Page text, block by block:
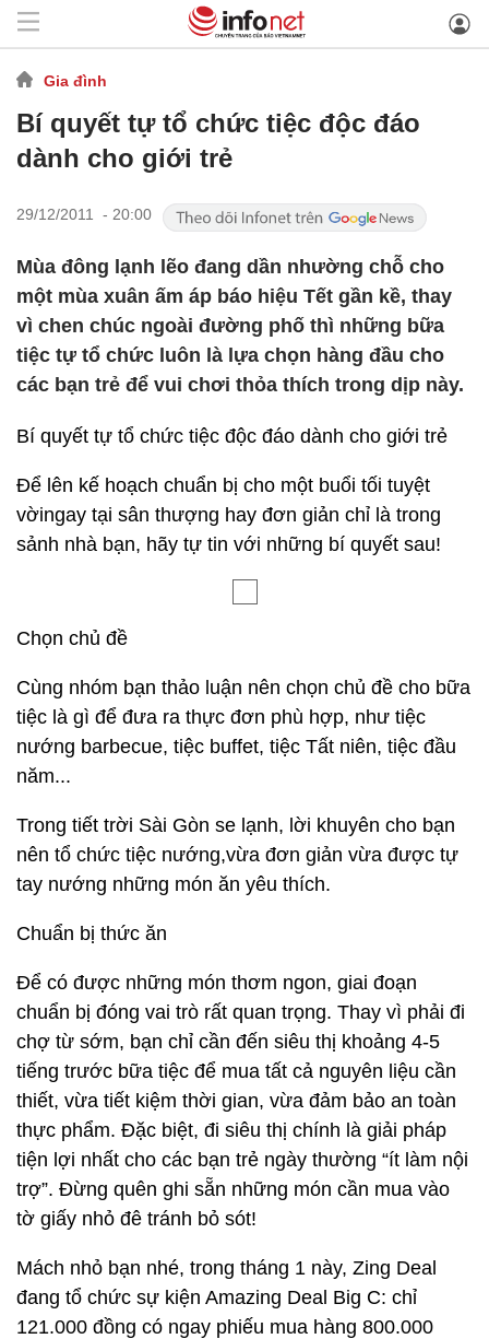
Gia đình
Bí quyết tự tổ chức tiệc độc đáo
dành cho giới trẻ
29/12/2011 - 20:00
Mùa đông lạnh lẽo đang dần nhường chỗ cho
một mùa xuân ấm áp báo hiệu Tết gần kề, thay
vì chen chúc ngoài đường phố thì những bữa
tiệc tự tổ chức luôn là lựa chọn hàng đầu cho
các bạn trẻ để vui chơi thỏa thích trong dịp này.
Bí quyết tự tổ chức tiệc độc đáo dành cho giới trẻ
Để lên kế hoạch chuẩn bị cho một buổi tối tuyệt
vờingay tại sân thượng hay đơn giản chỉ là trong
sảnh nhà bạn, hãy tự tin với những bí quyết sau!
Chọn chủ đề
Cùng nhóm bạn thảo luận nên chọn chủ đề cho bữa
tiệc là gì để đưa ra thực đơn phù hợp, như tiệc
nướng barbecue, tiệc buffet, tiệc Tất niên, tiệc đầu
năm...
Trong tiết trời Sài Gòn se lạnh, lời khuyên cho bạn
nên tổ chức tiệc nướng,vừa đơn giản vừa được tự
tay nướng những món ăn yêu thích.
Chuẩn bị thức ăn
Để có được những món thơm ngon, giai đoạn
chuẩn bị đóng vai trò rất quan trọng. Thay vì phải đi
chợ từ sớm, bạn chỉ cần đến siêu thị khoảng 4-5
tiếng trước bữa tiệc để mua tất cả nguyên liệu cần
thiết, vừa tiết kiệm thời gian, vừa đảm bảo an toàn
thực phẩm. Đặc biệt, đi siêu thị chính là giải pháp
tiện lợi nhất cho các bạn trẻ ngày thường “ít làm nội
trợ”. Đừng quên ghi sẵn những món cần mua vào
tờ giấy nhỏ đê tránh bỏ sót!
Mách nhỏ bạn nhé, trong tháng 1 này, Zing Deal
đang tổ chức sự kiện Amazing Deal Big C: chỉ
121.000 đồng có ngay phiếu mua hàng 800.000